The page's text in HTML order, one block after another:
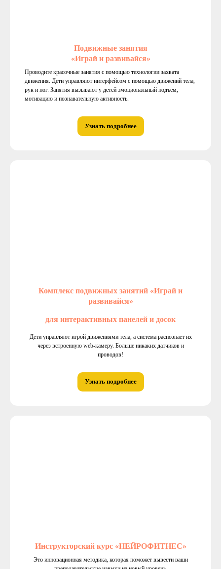
Подвижные занятия
«Играй и развивайся»
Проводите красочные занятия с помощью технологии захвата
движения. Дети управляют интерфейсом с помощью движений тела,
рук и ног. Занятия вызывают у детей эмоциональный подъём,
мотивацию и познавательную активность.
Узнать подробнее
Комплекс подвижных занятий «Играй и
развивайся»
для интерактивных панелей и досок
Дети управляют игрой движениями тела, а система распознает их
через встроенную web-камеру. Больше никаких датчиков и
проводов!
Узнать подробнее
Инструкторский курс «НЕЙРОФИТНЕС»
Это инновационная методика, которая поможет вывести ваши